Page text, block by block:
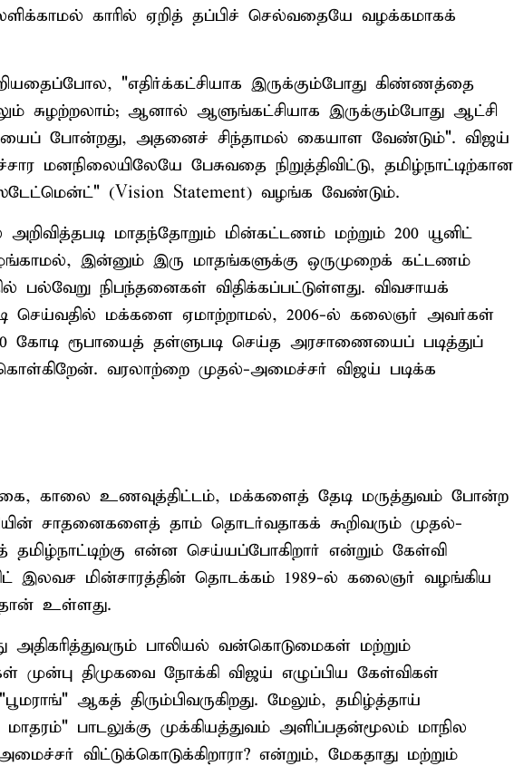
காரில் ஏறித் தப்பிச் செல்வதையே வழக்கமாகக்
"எதிர்க்கட்சியாக இருக்கும்போது கிண்ணத்தை
சுழற்றலாம்; ஆனால் ஆளுங்கட்சியாக இருக்கும்போது ஆட்சி
போன்றது, அதனைச் சிந்தாமல் கையாள வேண்டும்". விஜய்
மனநிலையிலேயே பேசுவதை நிறுத்திவிட்டு, தமிழ்நாட்டிற்கான
(Vision Statement) வழங்க வேண்டும்.
மாதந்தோறும் மின்கட்டணம் மற்றும் 200 யூனிட்
இன்னும் இரு மாதங்களுக்கு ஒருமுறைக் கட்டணம்
பல்வேறு நிபந்தனைகள் விதிக்கப்பட்டுள்ளது. விவசாயக்
செய்வதில் மக்களை ஏமாற்றாமல், 2006-ல் கலைஞர் அவர்கள்
கோடி ரூபாயைத் தள்ளுபடி செய்த அரசாணையைப் படித்துப்
வரலாற்றை முதல்-அமைச்சர் விஜய் படிக்க
காலை உணவுத்திட்டம், மக்களைத் தேடி மருத்துவம் போன்ற
சாதனைகளைத் தாம் தொடர்வதாகக் கூறிவரும் முதல்-
தமிழ்நாட்டிற்கு என்ன செய்யப்போகிறார் என்றும் கேள்வி
இலவச மின்சாரத்தின் தொடக்கம் 1989-ல் கலைஞர் வழங்கிய
உள்ளது.
அதிகரித்துவரும் பாலியல் வன்கொடுமைகள் மற்றும்
திமுகவை நோக்கி விஜய் எழுப்பிய கேள்விகள்
ஆகத் திரும்பிவருகிறது. மேலும், தமிழ்த்தாய்
பாடலுக்கு முக்கியத்துவம் அளிப்பதன்மூலம் மாநில
விட்டுக்கொடுக்கிறாரா? என்றும், மேகதாது மற்றும்